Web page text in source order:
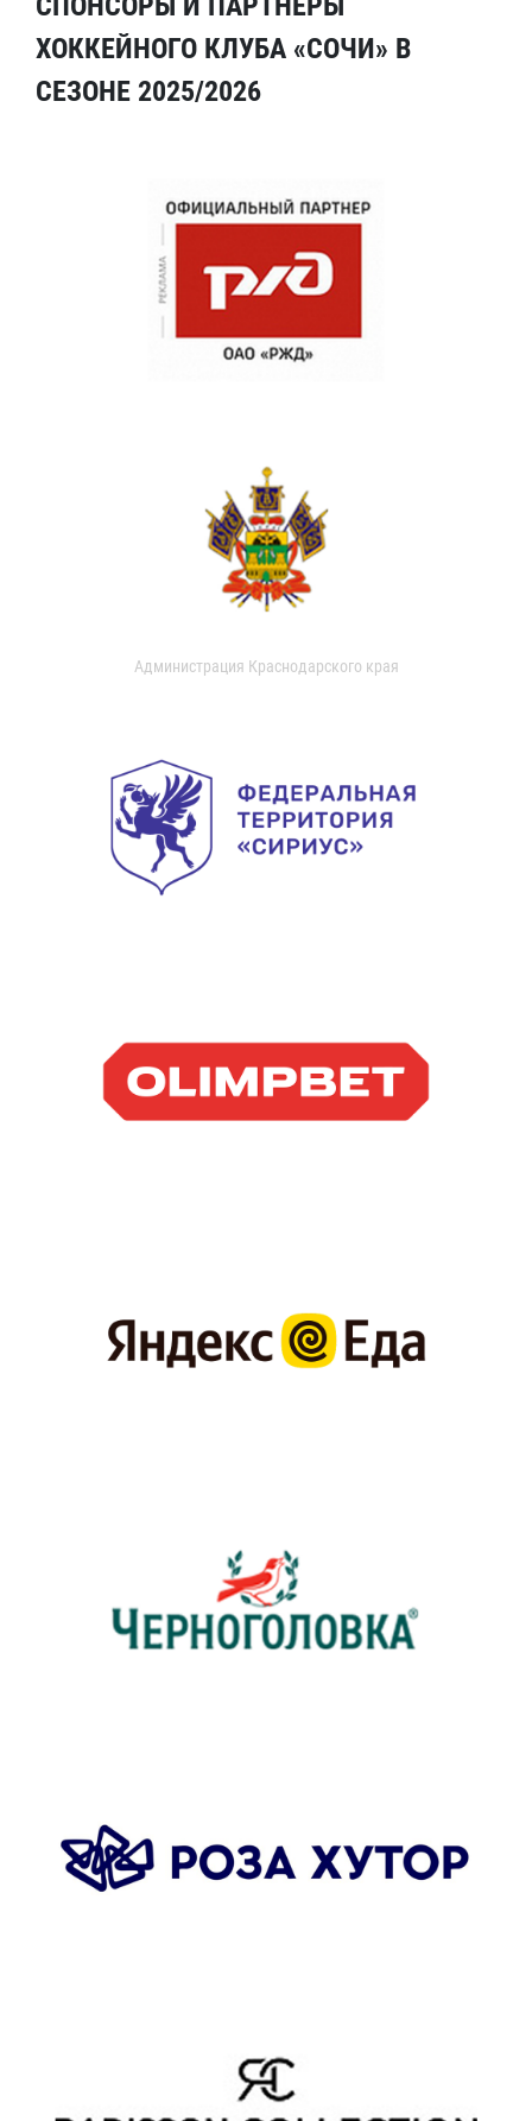
ХОККЕЙНОГО КЛУБА «СОЧИ» В
СЕЗОНЕ 2025/2026
Администрация Краснодарского края